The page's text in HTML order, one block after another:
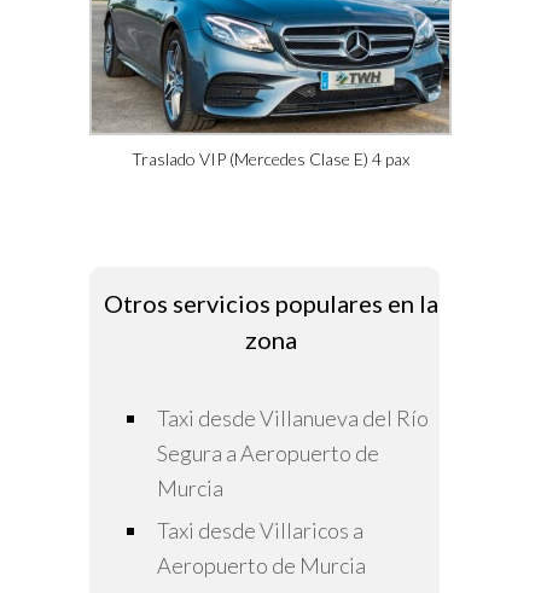
Traslado VIP (Mercedes Clase E) 4 pax
Otros servicios populares en la
zona
Taxi desde Villanueva del Río
Segura a Aeropuerto de
Murcia
Taxi desde Villaricos a
Aeropuerto de Murcia